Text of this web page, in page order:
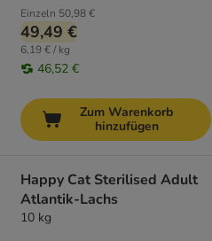
Einzeln 50,98 €
49,49 €
6,19 € / kg
46,52 €
Zum Warenkorb
hinzufügen
Happy Cat Sterilised Adult
Atlantik-Lachs
10 kg